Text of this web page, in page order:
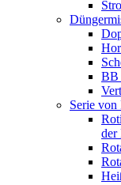
BB
Serie
der